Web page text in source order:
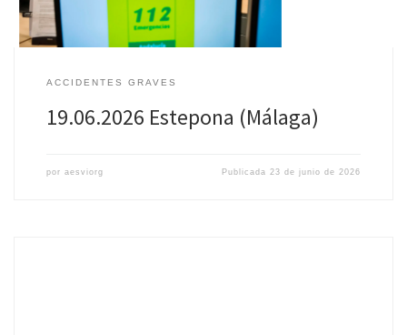
ACCIDENTES GRAVES
19.06.2026 Estepona (Málaga)
por aesviorg Publicada23 de junio de 2026